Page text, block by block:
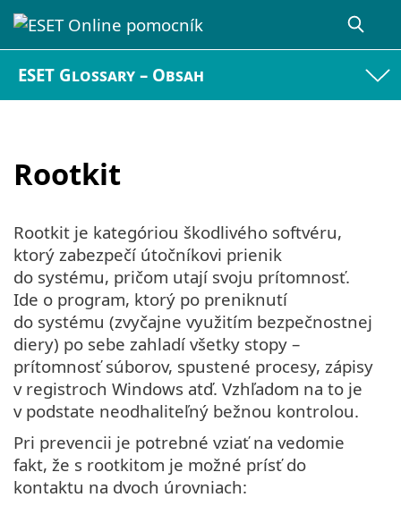
ESET Glossary – Obsah
Rootkit
Rootkit je kategóriou škodlivého softvéru,
ktorý zabezpečí útočníkovi prienik
do systému, pričom utají svoju prítomnosť.
Ide o program, ktorý po preniknutí
do systému (zvyčajne využitím bezpečnostnej
diery) po sebe zahladí všetky stopy –
prítomnosť súborov, spustené procesy, zápisy
v registroch Windows atď. Vzhľadom na to je
v podstate neodhaliteľný bežnou kontrolou.
Pri prevencii je potrebné vziať na vedomie
fakt, že s rootkitom je možné prísť do
kontaktu na dvoch úrovniach: